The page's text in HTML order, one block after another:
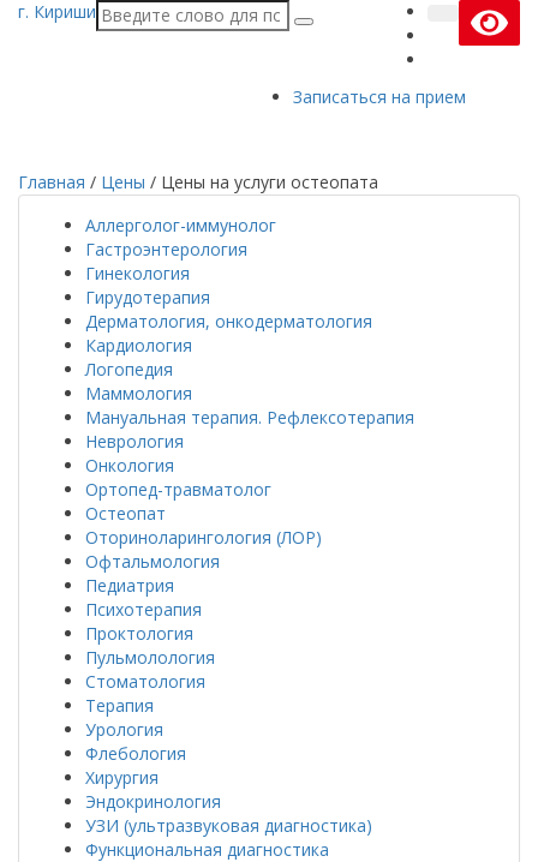
г. Кириши
Записаться на прием
Главная / Цены / Цены на услуги остеопата
Аллерголог-иммунолог
Гастроэнтерология
Гинекология
Гирудотерапия
Дерматология, онкодерматология
Кардиология
Логопедия
Маммология
Мануальная терапия. Рефлексотерапия
Неврология
Онкология
Ортопед-травматолог
Остеопат
Оториноларингология (ЛОР)
Офтальмология
Педиатрия
Психотерапия
Проктология
Пульмолология
Стоматология
Терапия
Урология
Флебология
Хирургия
Эндокринология
УЗИ (ультразвуковая диагностика)
Функциональная диагностика